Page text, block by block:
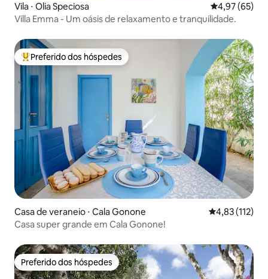
Vila ⋅ Olia Speciosa 4,97 de uma
4,97 (65)
Villa Emma - Um oásis de relaxamento e tranquilidade.
Entre os melhores preferidos dos hóspedes
Preferido dos hóspedes
Casa de veraneio ⋅ Cala Gonone 4,83 de uma
4,83 (112)
Casa super grande em Cala Gonone!
Preferido dos hóspedes
Preferido dos hóspedes